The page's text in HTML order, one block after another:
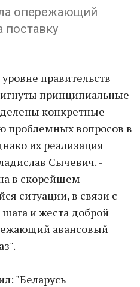
опережающий
поставку
правительств
принципиальные
конкретные
вопросов в
их реализация
Сычевич. -
в скорейшем
ситуации, в связи с
и жеста доброй
авансовый
"Беларусь